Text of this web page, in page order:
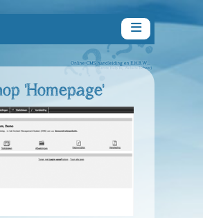
'Homepage'
Handleiding